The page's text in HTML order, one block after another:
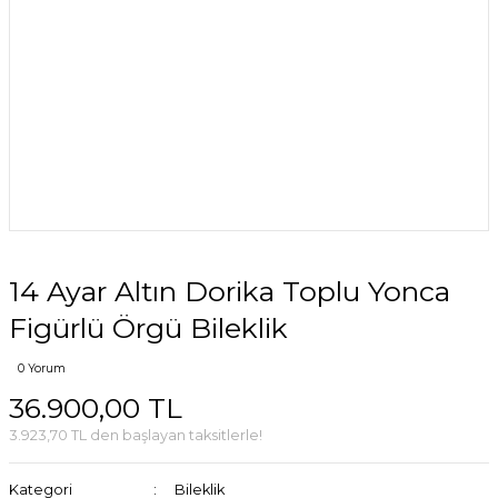
14 Ayar Altın Dorika Toplu Yonca
Figürlü Örgü Bileklik
0 Yorum
36.900,00 TL
3.923,70 TL den başlayan taksitlerle!
Kategori Bileklik